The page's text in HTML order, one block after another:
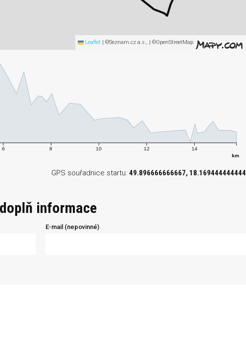
Leaflet | ©Seznam.cz a.s., | ©OpenStreetMap
6 8 10 12 14
km
GPS souřadnice startu: 49.896666666667, 18.169444444444
informace
E-mail (nepovinné)